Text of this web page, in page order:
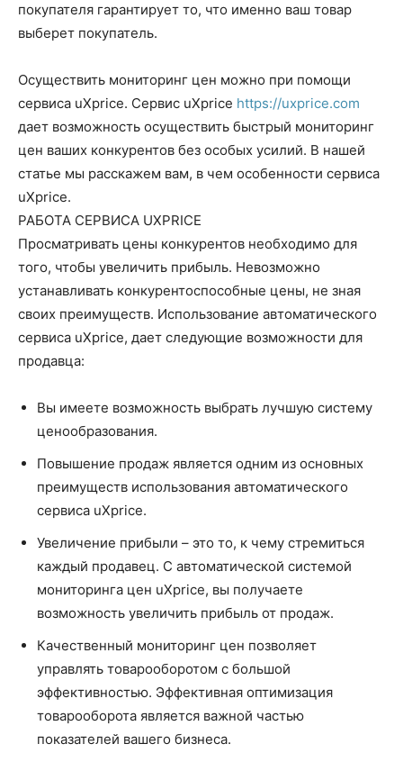
покупателя гарантирует то, что именно ваш товар
выберет покупатель.
Осуществить мониторинг цен можно при помощи
сервиса uXprice. Сервис uXprice https://uxprice.com
дает возможность осуществить быстрый мониторинг
цен ваших конкурентов без особых усилий. В нашей
статье мы расскажем вам, в чем особенности сервиса
uXprice.
РАБОТА СЕРВИСА UXPRICE
Просматривать цены конкурентов необходимо для
того, чтобы увеличить прибыль. Невозможно
устанавливать конкурентоспособные цены, не зная
своих преимуществ. Использование автоматического
сервиса uXprice, дает следующие возможности для
продавца:
Вы имеете возможность выбрать лучшую систему
ценообразования.
Повышение продаж является одним из основных
преимуществ использования автоматического
сервиса uXprice.
Увеличение прибыли – это то, к чему стремиться
каждый продавец. С автоматической системой
мониторинга цен uXprice, вы получаете
возможность увеличить прибыль от продаж.
Качественный мониторинг цен позволяет
управлять товарооборотом с большой
эффективностью. Эффективная оптимизация
товарооборота является важной частью
показателей вашего бизнеса.